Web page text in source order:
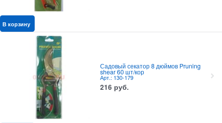
В корзину
Садовый секатор 8 дюймов Pruning
shear 60 шт/кор
Арт.: 130-179
216 руб.